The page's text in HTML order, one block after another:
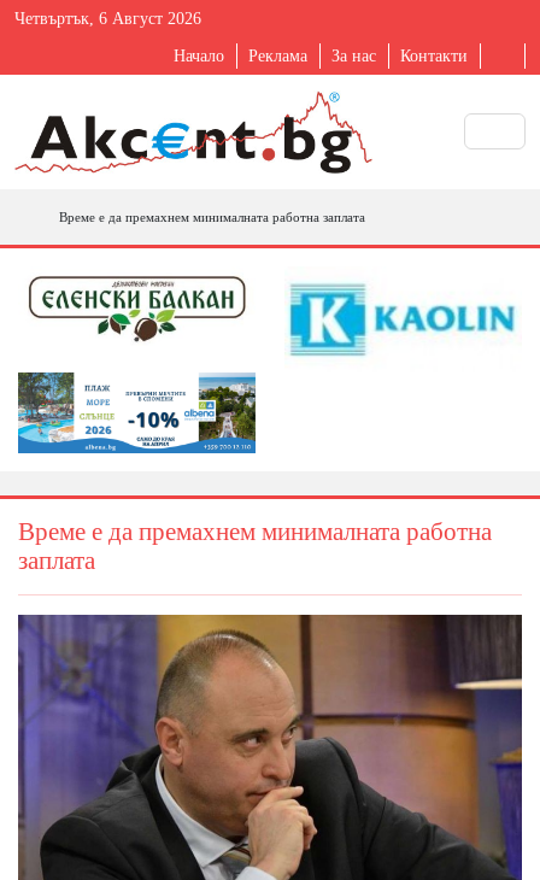
Четвъртък, 6 Август 2026
Начало Реклама За нас Контакти
Време е да премахнем минималната работна заплата
Време е да премахнем минималната работна
заплата